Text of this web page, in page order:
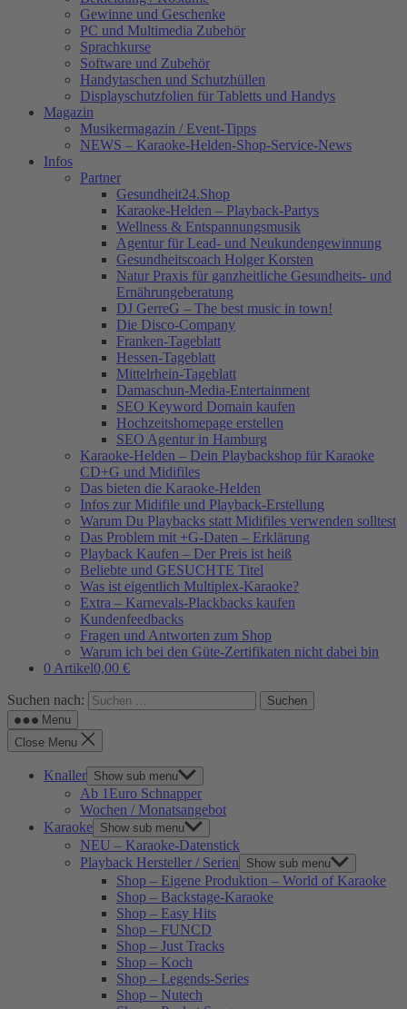
Gewinne und Geschenke
PC und Multimedia Zubehör
Sprachkurse
Software und Zubehör
Handytaschen und Schutzhüllen
Displayschutzfolien für Tabletts und Handys
Magazin
Musikermagazin / Event-Tipps
NEWS – Karaoke-Helden-Shop-Service-News
Infos
Partner
Gesundheit24.Shop
Karaoke-Helden – Playback-Partys
Wellness & Entspannungsmusik
Agentur für Lead- und Neukundengewinnung
Gesundheitscoach Holger Korsten
Natur Praxis für ganzheitliche Gesundheits- und
Ernährungeberatung
DJ GerreG – The best music in town!
Die Disco-Company
Franken-Tageblatt
Hessen-Tageblatt
Mittelrhein-Tageblatt
Damaschun-Media-Entertainment
SEO Keyword Domain kaufen
Hochzeitshomepage erstellen
SEO Agentur in Hamburg
Karaoke-Helden – Dein Playbackshop für Karaoke
CD+G und Midifiles
Das bieten die Karaoke-Helden
Infos zur Midifile und Playback-Erstellung
Warum Du Playbacks statt Midifiles verwenden solltest
Das Problem mit +G-Daten – Erklärung
Playback Kaufen – Der Preis ist heiß
Beliebte und GESUCHTE Titel
Was ist eigentlich Multiplex-Karaoke?
Extra – Karnevals-Plackbacks kaufen
Kundenfeedbacks
Fragen und Antworten zum Shop
Warum ich bei den Güte-Zertifikaten nicht dabei bin
0 Artikel0,00 €
Suchen nach:
Menu
Close Menu
Knaller Show sub menu
Ab 1Euro Schnapper
Wochen / Monatsangebot
Karaoke Show sub menu
NEU – Karaoke-Datenstick
Playback Hersteller / Serien
Show sub menu
Shop – Eigene Produktion – World of Karaoke
Shop – Backstage-Karaoke
Shop – Easy Hits
Shop – FUNCD
Shop – Just Tracks
Shop – Koch
Shop – Legends-Series
Shop – Nutech